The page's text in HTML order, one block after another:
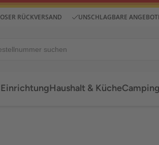
RÜCKVERSAND UNSCHLAGBARE
Haushalt & Küche